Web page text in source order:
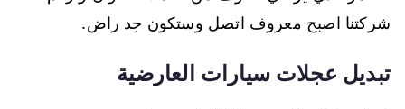
شركتنا اصبح معروف اتصل وستكون جد راض.
تبديل عجلات سيارات العارضية